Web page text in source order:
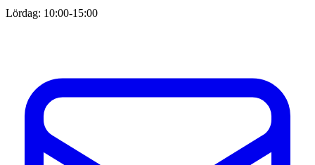
Lördag: 10:00-15:00